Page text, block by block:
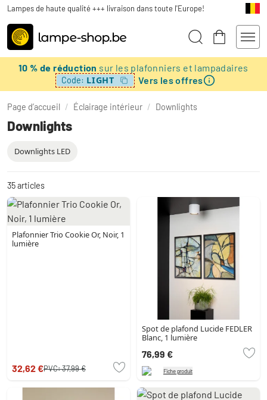
Lampes de haute qualité +++ livraison dans toute l'Europe!
10 % de réduction sur les plafonniers et lampadaires
Code: LIGHT Vers les offres
Page d’accueil / Éclairage intérieur / Downlights
Downlights
Downlights LED
35articles
Plafonnier Trio Cookie Or, Noir, 1
lumière
32,62 €PVC:37,99 €
Spot de plafond Lucide FEDLER
Blanc, 1 lumière
76,99 €
Fiche produit